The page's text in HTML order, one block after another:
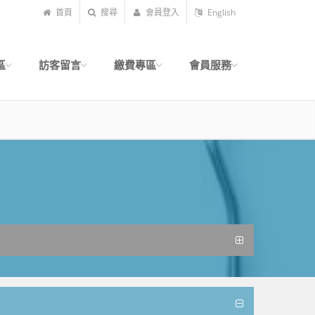
首頁 搜尋 會員登入 English
訪客留言 繳費專區 會員服務